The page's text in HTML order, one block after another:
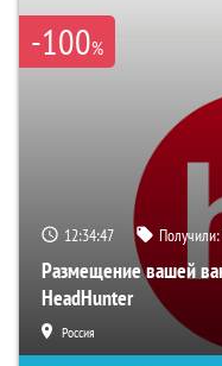
-100%
12:34:46 Получили:
Размещение вашей
HeadHunter
Россия